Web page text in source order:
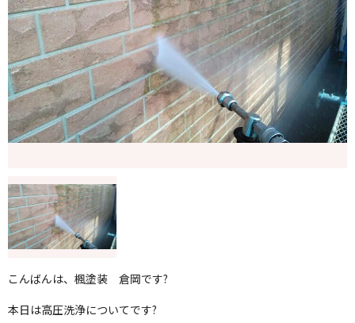
こんばんは、楓塗装 倉岡です?
本日は高圧洗浄についてです?